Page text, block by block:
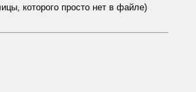
которого просто нет в файле)